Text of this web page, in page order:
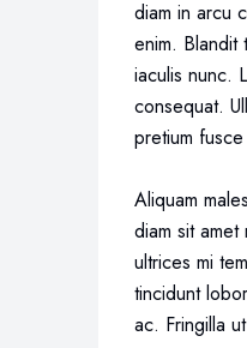
diam in arcu
enim. Blandit
iaculis nunc.
consequat.
pretium
Aliquam
diam sit
ultrices mi
tincidunt
ac. Fringilla